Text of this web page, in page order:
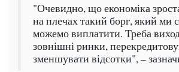
"Очевидно, що економіка
на плечах такий борг, який ми
можемо виплатити. Треба
зовнішні ринки,
зменшувати відсотки", –